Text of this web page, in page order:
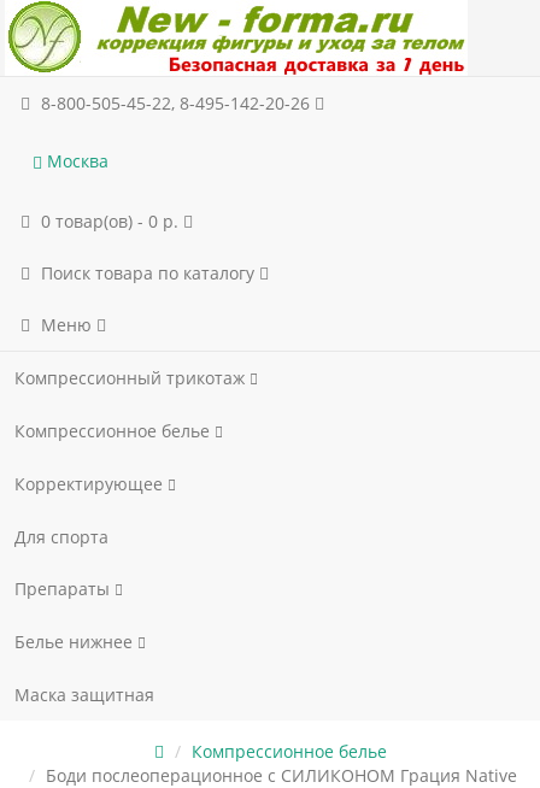
8-800-505-45-22, 8-495-142-20-26
Москва
0 товар(ов) - 0 р.
Поиск товара по каталогу
Меню
Компрессионный трикотаж
Компрессионное белье
Корректирующее
Для спорта
Препараты
Белье нижнее
Маска защитная
Компрессионное белье
Боди послеоперационное с СИЛИКОНОМ Грация Native